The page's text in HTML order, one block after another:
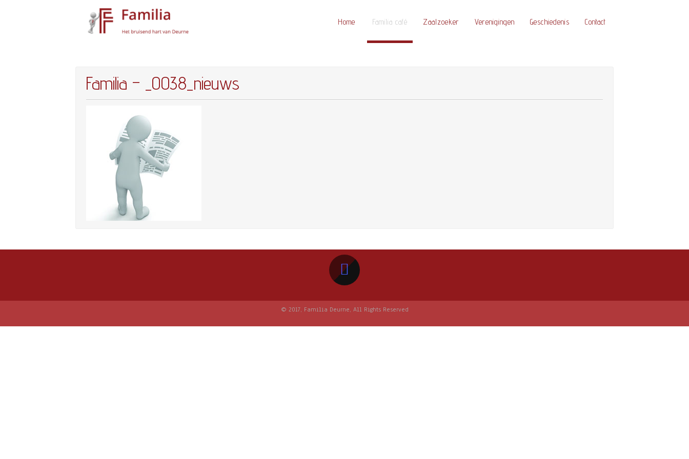
Home Familia café Zaalzoeker Verenigingen Geschiedenis Contact
Familia – _0038_nieuws
© 2017, Familia Deurne, All Rights Reserved